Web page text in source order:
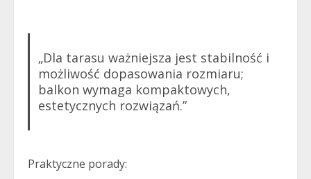
„Dla tarasu ważniejsza jest stabilność i
możliwość dopasowania rozmiaru;
balkon wymaga kompaktowych,
estetycznych rozwiązań.”
Praktyczne porady: